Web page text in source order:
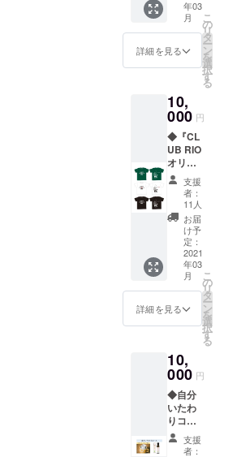
100%の
ハンカ
チ。す
ごくシ
ンプル
なハン
は、使
う人を
選びま
せん。
また、
草木染
めや刺
繍をす
る方に
もオス
スメで
す。
CLUB
RIOで
も、ベ
ラルー
シ産リ
活用な
どをし
ていま
すが、
吸収
性・速
乾性と
もに抜
年03
月
詳細を見る
こ
の
リ
タ
ー
ン
を
選
択
す
る
10,
000 円
◆『CL
UB RIO
オリジ
ナル
やぶさ
めTシャ
ツ』＋
『うま
（い）
コー
ヒー』7
個入り
水墨画
をベー
スにや
ぶさめ
インし
たオリ
ジナルT
シャツ
です。
カラー
は、
白、
支援
者：
11人
お届
け予
定：
2021
年03
月
詳細を見る
こ
の
リ
タ
ー
ン
を
選
択
す
る
10,
000 円
◆自分
いたわ
りコー
ス 『亜
麻仁油
支援
者：